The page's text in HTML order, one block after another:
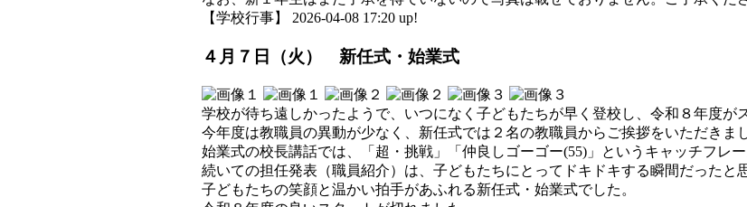
【学校行事】 2026-04-08 17:20 up!
４月７日（火） 新任式・始業式
学校が待ち遠しかったようで、いつになく子どもたちが早く登校し、令和８年度が
今年度は教職員の異動が少なく、新任式では２名の教職員からご挨拶をいただきま
始業式の校長講話では、「超・挑戦」「仲良しゴーゴー(55)」というキャッチフレ
続いての担任発表（職員紹介）は、子どもたちにとってドキドキする瞬間だったと
子どもたちの笑顔と温かい拍手があふれる新任式・始業式でした。